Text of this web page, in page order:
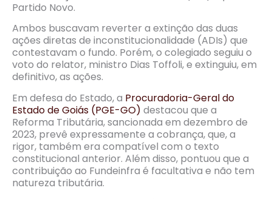
Partido Novo.
Ambos buscavam reverter a extinção das duas
ações diretas de inconstitucionalidade (ADIs) que
contestavam o fundo. Porém, o colegiado seguiu o
voto do relator, ministro Dias Toffoli, e extinguiu, em
definitivo, as ações.
Em defesa do Estado, a Procuradoria-Geral do
Estado de Goiás (PGE-GO) destacou que a
Reforma Tributária, sancionada em dezembro de
2023, prevê expressamente a cobrança, que, a
rigor, também era compatível com o texto
constitucional anterior. Além disso, pontuou que a
contribuição ao Fundeinfra é facultativa e não tem
natureza tributária.